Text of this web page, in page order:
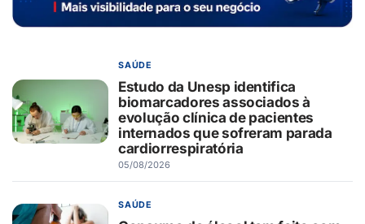
SAÚDE
Estudo da Unesp identifica
biomarcadores associados à
evolução clínica de pacientes
internados que sofreram parada
cardiorrespiratória
05/08/2026
SAÚDE